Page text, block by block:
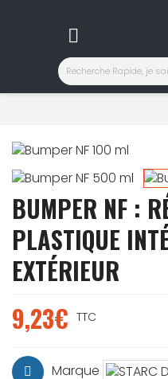

BUMPER NF :
PLASTIQUE
EXTÉRIEUR
9,23€ TTC
Marque